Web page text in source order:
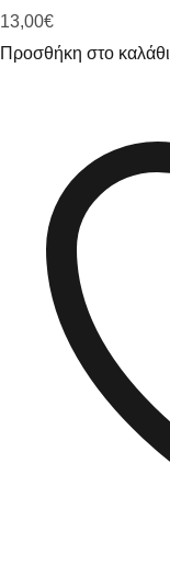
13,00€
Προσθήκη στο καλάθι